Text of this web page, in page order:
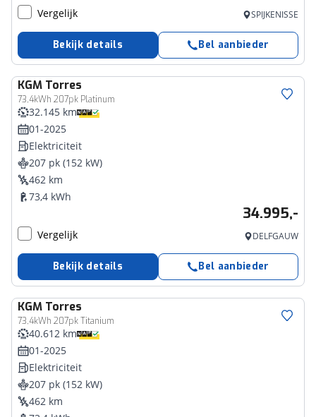
Vergelijk SPIJKENISSE
Bekijk details Bel aanbieder
KGM Torres
73,4kWh 207pk Platinum
32.145 km
01-2025
Elektriciteit
207 pk (152 kW)
462 km
73,4 kWh
34.995,-
Vergelijk DELFGAUW
Bekijk details Bel aanbieder
KGM Torres
73,4kWh 207pk Titanium
40.612 km
01-2025
Elektriciteit
207 pk (152 kW)
462 km